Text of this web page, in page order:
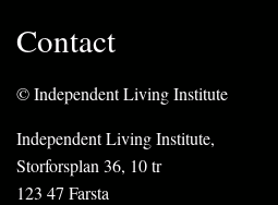
Contact
© Independent Living Institute
Independent Living Institute,
Storforsplan 36, 10 tr
123 47 Farsta